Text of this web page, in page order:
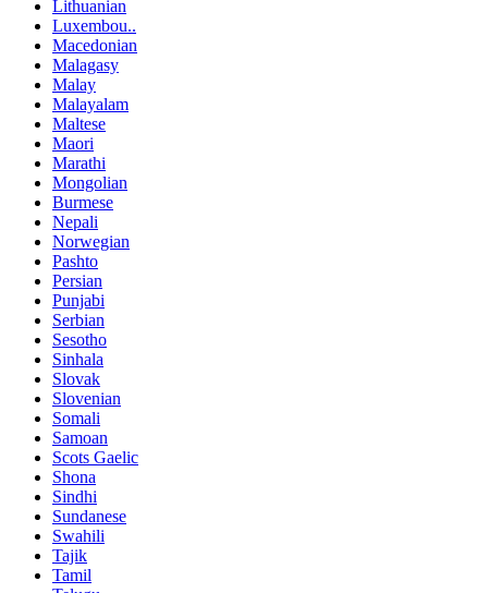
Lithuanian
Luxembou..
Macedonian
Malagasy
Malay
Malayalam
Maltese
Maori
Marathi
Mongolian
Burmese
Nepali
Norwegian
Pashto
Persian
Punjabi
Serbian
Sesotho
Sinhala
Slovak
Slovenian
Somali
Samoan
Scots Gaelic
Shona
Sindhi
Sundanese
Swahili
Tajik
Tamil